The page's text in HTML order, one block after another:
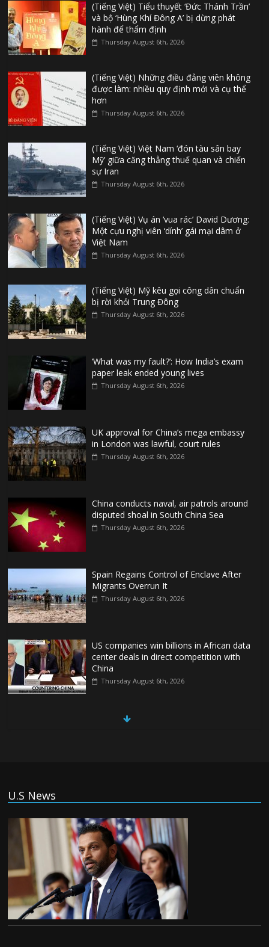
(Tiếng Việt) Tiểu thuyết ‘Đức Thánh Trần’
và bộ ‘Hùng Khí Đông A’ bị dừng phát
hành để thẩm định
Thursday August 6th, 2026
(Tiếng Việt) Những điều đảng viên không
được làm: nhiều quy định mới và cụ thể
hơn
Thursday August 6th, 2026
(Tiếng Việt) Việt Nam ‘đón tàu sân bay
Mỹ’ giữa căng thẳng thuế quan và chiến
sự Iran
Thursday August 6th, 2026
(Tiếng Việt) Vụ án ‘vua rác’ David Dương:
Một cựu nghị viên ‘dính’ gái mại dâm ở
Việt Nam
Thursday August 6th, 2026
(Tiếng Việt) Mỹ kêu gọi công dân chuẩn
bị rời khỏi Trung Đông
Thursday August 6th, 2026
‘What was my fault?’: How India’s exam
paper leak ended young lives
Thursday August 6th, 2026
UK approval for China’s mega embassy
in London was lawful, court rules
Thursday August 6th, 2026
China conducts naval, air patrols around
disputed shoal in South China Sea
Thursday August 6th, 2026
Spain Regains Control of Enclave After
Migrants Overrun It
Thursday August 6th, 2026
US companies win billions in African data
center deals in direct competition with
China
Thursday August 6th, 2026
China, Russia, Iran and North Korea
(Tiếng Việt) Trung Quốc va chạm với
Philippines trong khi vẫn cứu thuyền viên
Việt Nam, vì sao?
Tuesday August 4th, 2026
(Tiếng Việt) Ba người thiệt mạng khi bom
U.S News